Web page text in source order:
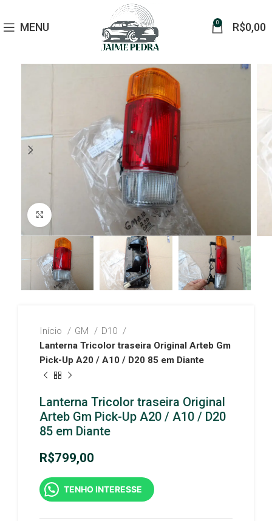
MENU 0 R$0,00
Click to enlarge
Início GM
D10
Lanterna Tricolor traseira Original Arteb Gm
Pick-Up A20 / A10 / D20 85 em Diante
Lanterna Tricolor traseira Original
Arteb Gm Pick-Up A20 / A10 / D20
85 em Diante
R$799,00
TENHO INTERESSE